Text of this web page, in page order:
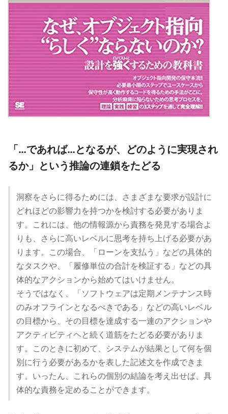
「…であれば…となるが、どのように実現され
るか」という推論の連鎖をたどる
洞察をさらに得るためには、さまざまな要求が設計に
どれほどの影響力を持つかを検討する必要がありま
す。これには、他の情報源から責務を発見する場合よ
りも、さらに高いレベルに思考を持ち上げる必要があ
ります。この場合、「ローンを支払う」などの具体的
なタスクや、「履修単位の合計を検証する」などの具
体的なアクションから始めてはいけません。
そうではなく、「ソフトウェアは定期メンテナンス時
のみオフラインとなるべきである」などの高いレベル
の目標から、その目標を達成する一連のアクションや
アクティビティヘと続く道筋をたどる必要がありま
す。このときに初めて、システムが結果として何を個
別に行う必要があるかを表した記述文を作成できま
す。いったん、これらの個別の結論を考え出せば、具
体的な責務を定めることができます。